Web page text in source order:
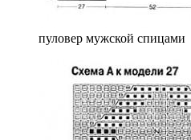
пуловер мужской спицами